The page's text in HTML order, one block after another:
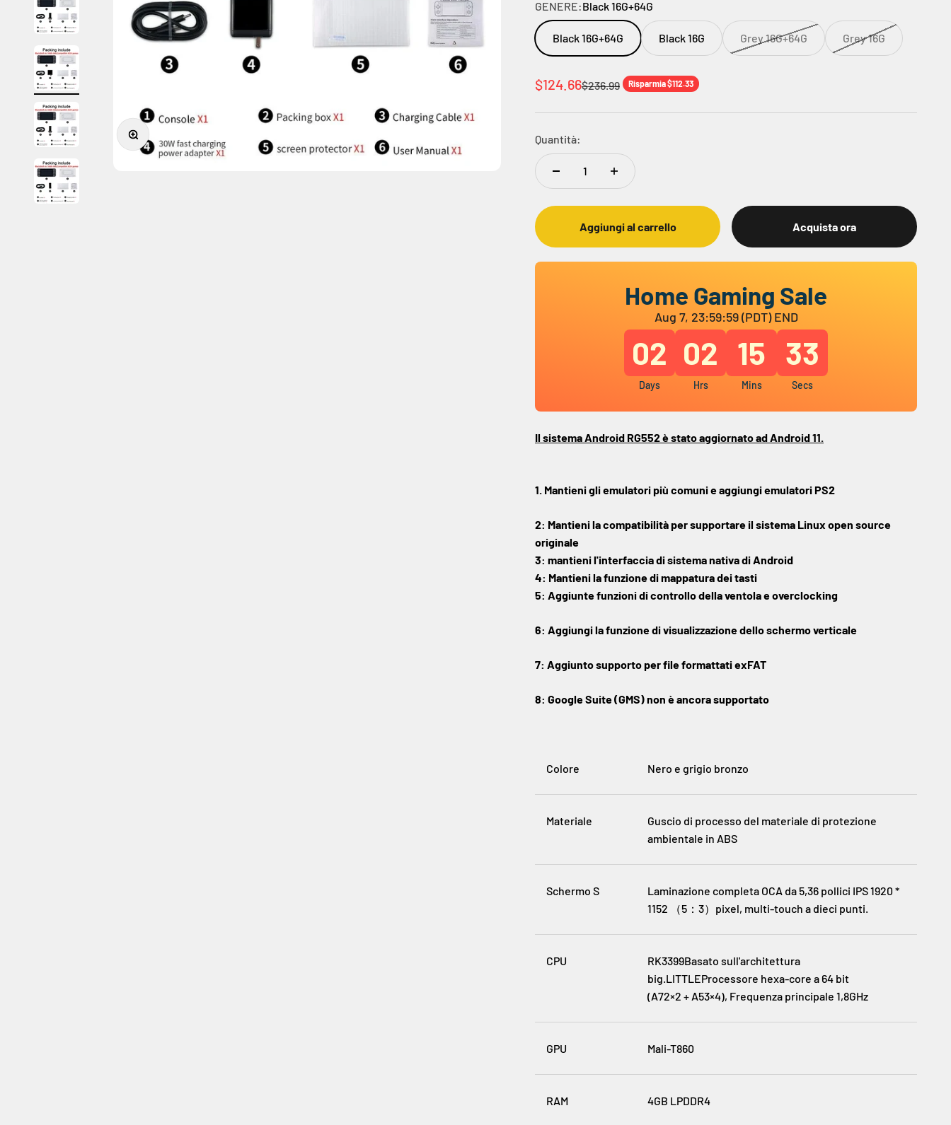
Ingrandisci immagine
GENERE:Black 16G+64G
Black 16G+64G Black 16G Grey 16G+64G Grey 16G
Prezzo scontato
$124.66Prezzo
$236.99 Risparmia $112.33
Quantità:
Aggiungi al carrello Acquista ora
Home Gaming Sale
Aug 7, 23:59:59 (PDT) END
02
Days
02
Hrs
15
Mins
32
Secs
Il sistema Android RG552 è stato aggiornato ad Android 11.
1. Mantieni gli emulatori più comuni e aggiungi emulatori PS2
2: Mantieni la compatibilità per supportare il sistema Linux open source
originale
3: mantieni l'interfaccia di sistema nativa di Android
4: Mantieni la funzione di mappatura dei tasti
5: Aggiunte funzioni di controllo della ventola e overclocking
6: Aggiungi la funzione di visualizzazione dello schermo verticale
7: Aggiunto supporto per file formattati exFAT
8: Google Suite (GMS) non è ancora supportato
Colore Nero e grigio bronzo
Materiale
Guscio di processo del materiale di protezione
ambientale in ABS
Schermo S
Laminazione completa OCA da 5,36 pollici IPS 1920 *
1152 （5：3）pixel, multi-touch a dieci punti.
CPU
RK3399Basato sull'architettura
big.LITTLEProcessore hexa-core a 64 bit
(A72×2 + A53×4), Frequenza principale 1,8GHz
GPU Mali-T860
RAM 4GB LPDDR4